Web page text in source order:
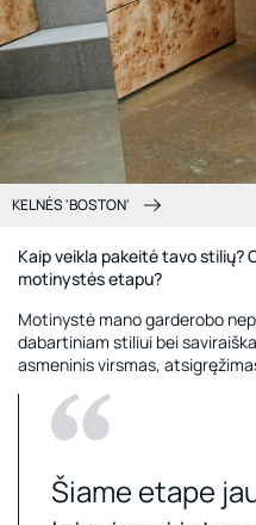
KELNĖS 'BOSTON'
Kaip veikla pakeitė tavo stilių?
motinystės etapu?
Motinystė mano garderobo
dabartiniam stiliui bei
asmeninis virsmas,
Šiame etape